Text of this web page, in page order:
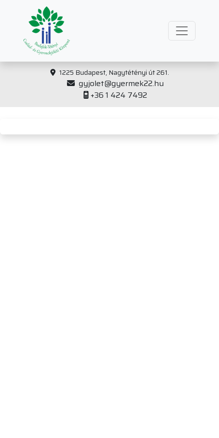
1225 Budapest, Nagytétényi út 261.
gyjolet@gyermek22.hu
+36 1 424 7492